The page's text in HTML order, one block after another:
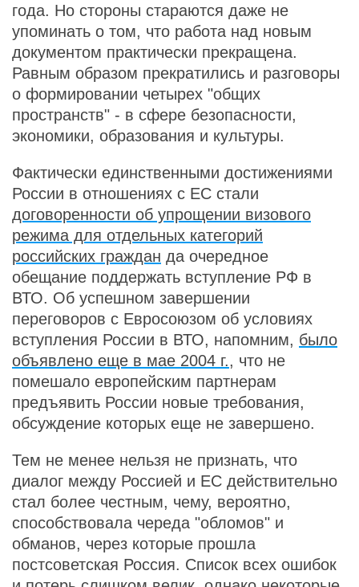
года. Но стороны стараются даже не
упоминать о том, что работа над новым
документом практически прекращена.
Равным образом прекратились и разговоры
о формировании четырех "общих
пространств" - в сфере безопасности,
экономики, образования и культуры.
Фактически единственными достижениями
России в отношениях с ЕС стали
договоренности об упрощении визового
режима для отдельных категорий
российских граждан да очередное
обещание поддержать вступление РФ в
ВТО. Об успешном завершении
переговоров с Евросоюзом об условиях
вступления России в ВТО, напомним, было
объявлено еще в мае 2004 г., что не
помешало европейским партнерам
предъявить России новые требования,
обсуждение которых еще не завершено.
Тем не менее нельзя не признать, что
диалог между Россией и ЕС действительно
стал более честным, чему, вероятно,
способствовала череда "обломов" и
обманов, через которые прошла
постсоветская Россия. Список всех ошибок